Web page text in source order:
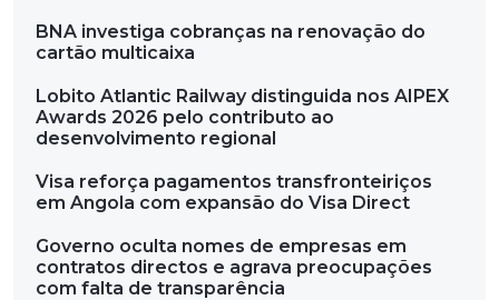
BNA investiga cobranças na renovação do
cartão multicaixa
Lobito Atlantic Railway distinguida nos AIPEX
Awards 2026 pelo contributo ao
desenvolvimento regional
Visa reforça pagamentos transfronteiriços
em Angola com expansão do Visa Direct
Governo oculta nomes de empresas em
contratos directos e agrava preocupações
com falta de transparência